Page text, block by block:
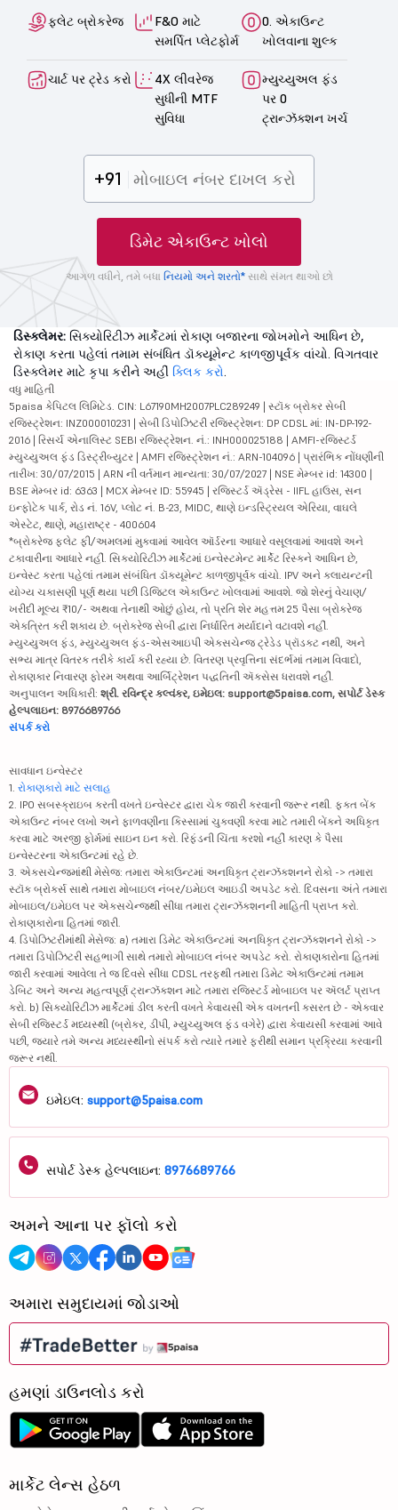
ફ્લેટ બ્રોકરેજ
F&O માટે
સમર્પિત પ્લેટફોર્મ
0. એકાઉન્ટ
ખોલવાના શુલ્ક
ચાર્ટ પર ટ્રેડ કરો
4X લીવરેજ
સુધીની MTF
સુવિધા
મ્યુચ્યુઅલ ફંડ
પર 0
ટ્રાન્ઝૅક્શન ખર્ચ
+91
ડિમેટ એકાઉન્ટ ખોલો
આગળ વધીને, તમે બધા નિયમો અને શરતો*સાથે સંમત થાઓ છો
ડિસ્ક્લેમર: સિક્યોરિટીઝ માર્કેટમાં રોકાણ બજારના જોખમોને આધિન છે,
રોકાણ કરતા પહેલાં તમામ સંબંધિત ડૉક્યૂમેન્ટ કાળજીપૂર્વક વાંચો. વિગતવાર
ડિસ્ક્લેમર માટે કૃપા કરીને અહીં ક્લિક કરો.
વધુ માહિતી
5paisa કેપિટલ લિમિટેડ. CIN: L67190MH2007PLC289249 | સ્ટૉક બ્રોકર સેબી
રજિસ્ટ્રેશન: INZ000010231 | સેબી ડિપોઝિટરી રજિસ્ટ્રેશન: DP CDSL માં: IN-DP-192-
2016 | રિસર્ચ એનાલિસ્ટ SEBI રજિસ્ટ્રેશન. નં.: INH000025188 | AMFI-રજિસ્ટર્ડ
મ્યુચ્યુઅલ ફંડ ડિસ્ટ્રીબ્યુટર | AMFI રજિસ્ટ્રેશન નં.: ARN-104096 | પ્રારંભિક નોંધણીની
તારીખ: 30/07/2015 | ARN ની વર્તમાન માન્યતા: 30/07/2027 | NSE મેમ્બર id: 14300 |
BSE મેમ્બર id: 6363 | MCX મેમ્બર ID: 55945 | રજિસ્ટર્ડ ઍડ્રેસ - IIFL હાઉસ, સન
ઇન્ફોટેક પાર્ક, રોડ નં. 16V, પ્લોટ નં. B-23, MIDC, થાણે ઇન્ડસ્ટ્રિયલ એરિયા, વાઘલે
એસ્ટેટ, થાણે, મહારાષ્ટ્ર - 400604
*બ્રોકરેજ ફ્લેટ ફી/અમલમાં મુકવામાં આવેલ ઑર્ડરના આધારે વસૂલવામાં આવશે અને
ટકાવારીના આધારે નહીં. સિક્યોરિટીઝ માર્કેટમાં ઇન્વેસ્ટમેન્ટ માર્કેટ રિસ્કને આધિન છે,
ઇન્વેસ્ટ કરતા પહેલાં તમામ સંબંધિત ડૉક્યૂમેન્ટ કાળજીપૂર્વક વાંચો. IPV અને ક્લાયન્ટની
યોગ્ય ચકાસણી પૂર્ણ થયા પછી ડિજિટલ એકાઉન્ટ ખોલવામાં આવશે. જો શેરનું વેચાણ/
ખરીદી મૂલ્ય ₹10/- અથવા તેનાથી ઓછું હોય, તો પ્રતિ શેર મહત્તમ 25 પૈસા બ્રોકરેજ
એકત્રિત કરી શકાય છે. બ્રોકરેજ સેબી દ્વારા નિર્ધારિત મર્યાદાને વટાવશે નહીં.
મ્યુચ્યુઅલ ફંડ, મ્યુચ્યુઅલ ફંડ-એસઆઇપી એક્સચેન્જ ટ્રેડેડ પ્રૉડક્ટ નથી, અને
સભ્ય માત્ર વિતરક તરીકે કાર્ય કરી રહ્યા છે. વિતરણ પ્રવૃત્તિના સંદર્ભમાં તમામ વિવાદો,
રોકાણકાર નિવારણ ફોરમ અથવા આર્બિટ્રેશન પદ્ધતિની ઍક્સેસ ધરાવશે નહીં.
અનુપાલન અધિકારી: શ્રી. રવિન્દ્ર કલ્વંકર, ઇમેઇલ: support@5paisa.com, સપોર્ટ ડેસ્ક
હેલ્પલાઇન: 8976689766
સંપર્ક કરો
સાવધાન ઇન્વેસ્ટર
1. રોકાણકારો માટે સલાહ
2. IPO સબસ્ક્રાઇબ કરતી વખતે ઇન્વેસ્ટર દ્વારા ચેક જારી કરવાની જરૂર નથી. ફક્ત બેંક
એકાઉન્ટ નંબર લખો અને ફાળવણીના કિસ્સામાં ચુકવણી કરવા માટે તમારી બેંકને અધિકૃત
કરવા માટે અરજી ફોર્મમાં સાઇન ઇન કરો. રિફંડની ચિંતા કરશો નહીં કારણ કે પૈસા
ઇન્વેસ્ટરના એકાઉન્ટમાં રહે છે.
3. એક્સચેન્જમાંથી મેસેજ: તમારા એકાઉન્ટમાં અનધિકૃત ટ્રાન્ઝૅક્શનને રોકો -> તમારા
સ્ટૉક બ્રોકર્સ સાથે તમારા મોબાઇલ નંબર/ઇમેઇલ આઇડી અપડેટ કરો. દિવસના અંતે તમારા
મોબાઇલ/ઇમેઇલ પર એક્સચેન્જથી સીધા તમારા ટ્રાન્ઝૅક્શનની માહિતી પ્રાપ્ત કરો.
રોકાણકારોના હિતમાં જારી.
4. ડિપોઝિટરીમાંથી મેસેજ: a) તમારા ડિમેટ એકાઉન્ટમાં અનધિકૃત ટ્રાન્ઝૅક્શનને રોકો ->
તમારા ડિપોઝિટરી સહભાગી સાથે તમારો મોબાઇલ નંબર અપડેટ કરો. રોકાણકારોના હિતમાં
જારી કરવામાં આવેલા તે જ દિવસે સીધા CDSL તરફથી તમારા ડિમેટ એકાઉન્ટમાં તમામ
ડેબિટ અને અન્ય મહત્વપૂર્ણ ટ્રાન્ઝૅક્શન માટે તમારા રજિસ્ટર્ડ મોબાઇલ પર ઍલર્ટ પ્રાપ્ત
કરો. b) સિક્યોરિટીઝ માર્કેટમાં ડીલ કરતી વખતે કેવાયસી એક વખતની કસરત છે - એકવાર
સેબી રજિસ્ટર્ડ મધ્યસ્થી (બ્રોકર, ડીપી, મ્યુચ્યુઅલ ફંડ વગેરે) દ્વારા કેવાયસી કરવામાં આવે
પછી, જ્યારે તમે અન્ય મધ્યસ્થીનો સંપર્ક કરો ત્યારે તમારે ફરીથી સમાન પ્રક્રિયા કરવાની
જરૂર નથી.
ઇમેઇલ: support@5paisa.com
સપોર્ટ ડેસ્ક હેલ્પલાઇન: 8976689766
અમને આના પર ફૉલો કરો
અમારા સમુદાયમાં જોડાઓ
હમણાં ડાઉનલોડ કરો
માર્કેટ લેન્સ હેઠળ